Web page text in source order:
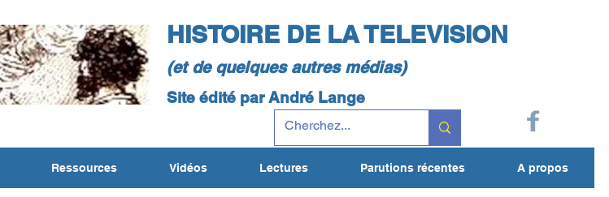
HISTOIRE DE LA TELEVISION
(et de quelques autres médias)
Site édité par André Lange
Ressources Vidéos Lectures Parutions récentes A propos